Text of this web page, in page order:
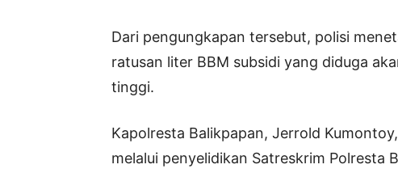
Dari pengungkapan tersebut, polisi
ratusan liter BBM subsidi yang diduga
tinggi.
Kapolresta Balikpapan, Jerrold
melalui penyelidikan Satreskrim Polresta